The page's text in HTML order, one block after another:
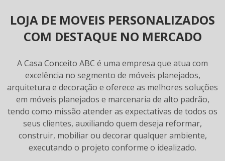
LOJA DE MOVEIS PERSONALIZADOS
COM DESTAQUE NO MERCADO
A Casa Conceito ABC é uma empresa que atua com
excelência no segmento de móveis planejados,
arquitetura e decoração e oferece as melhores soluções
em móveis planejados e marcenaria de alto padrão,
tendo como missão atender as expectativas de todos os
seus clientes, auxiliando quem deseja reformar,
construir, mobiliar ou decorar qualquer ambiente,
executando o projeto conforme o idealizado.